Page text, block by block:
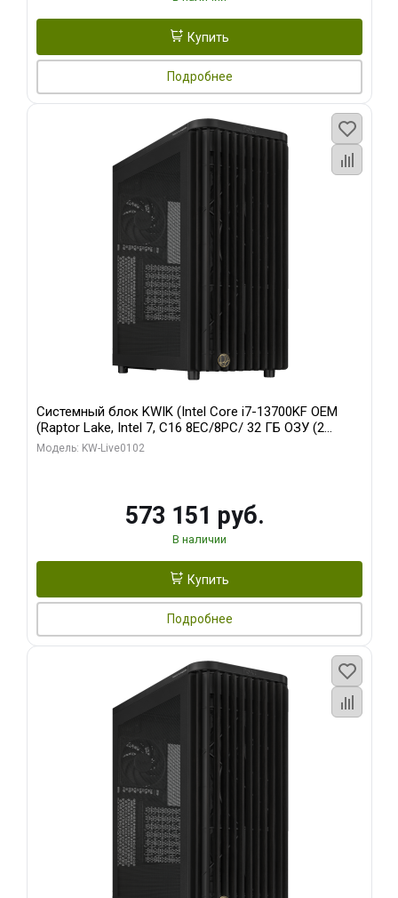
Купить
Подробнее
Системный блок KWIK (Intel Core i7-13700KF OEM
(Raptor Lake, Intel 7, C16 8EC/8PC/ 32 ГБ ОЗУ (2
модуля)/ Afox RTX4090 24GB GDDR6X 384-Bit 3xDP
Модель: KW-Live0102
573 151 руб.
В наличии
Купить
Подробнее